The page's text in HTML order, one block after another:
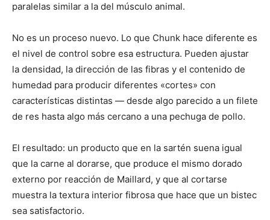
paralelas similar a la del músculo animal.
No es un proceso nuevo. Lo que Chunk hace diferente es
el nivel de control sobre esa estructura. Pueden ajustar
la densidad, la dirección de las fibras y el contenido de
humedad para producir diferentes «cortes» con
características distintas — desde algo parecido a un filete
de res hasta algo más cercano a una pechuga de pollo.
El resultado: un producto que en la sartén suena igual
que la carne al dorarse, que produce el mismo dorado
externo por reacción de Maillard, y que al cortarse
muestra la textura interior fibrosa que hace que un bistec
sea satisfactorio.